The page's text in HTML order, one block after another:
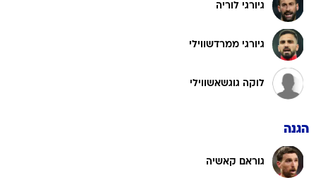
גיורגי לוריה
גיורגי ממרדשווילי
לוקה גוגשאשווילי
הגנה
גוראם קאשיה